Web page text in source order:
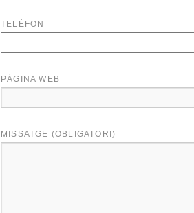
TELÈFON
PÀGINA WEB
MISSATGE (OBLIGATORI)